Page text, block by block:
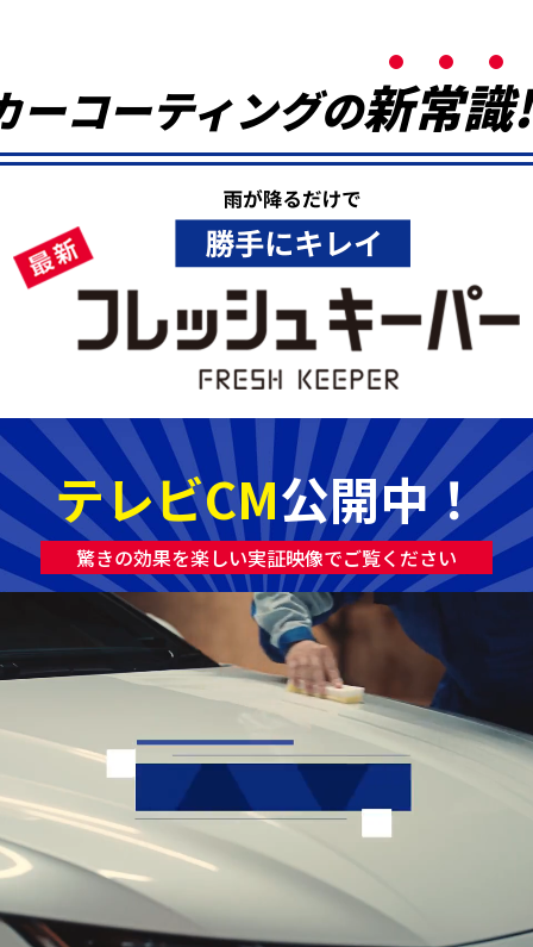
ーコーティングの新常識
テレビCM公開中！
驚きの効果を楽しい実証映像でご覧ください